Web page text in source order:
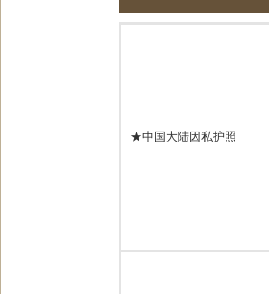
★中国大陆因私护照